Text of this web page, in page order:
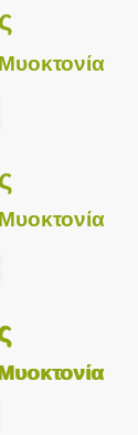
Μυοκτονία
Μυοκτονία